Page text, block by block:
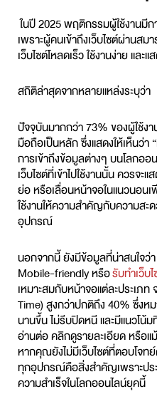
ในปี 2025 พฤติกรรมผู้ใช้งานมีก
เพราะผู้คนเข้าถึงเว็บไซต์ผ่านสม
เว็บไซต์โหลดเร็ว ใช้งานง่าย แ
สถิติล่าสุดจากหลายแหล่งระบุว่า
ปัจจุบันมากกว่า 73% ของผู้ใช้งา
มือถือเป็นหลัก ซึ่งแสดงให้เห็นว่
การเข้าถึงข้อมูลต่างๆ บนโลกอ
เว็บไซต์ที่เข้าไปใช้งานนั้น ควรจ
ย่อ หรือเลื่อนหน้าจอในแนวนอน
ใช้งานให้ความสำคัญกับความสะด
อุปกรณ์
นอกจากนี้ ยังมีข้อมูลที่น่าสนใจว่า
Mobile-friendly หรือรับทำเว็บ
เหมาะสมกับหน้าจอแต่ละประเภ
Time) สูงกว่าปกติถึง 40% ซึ่งหม
นานขึ้น ไม่รีบปิดหนี และมีแนวโน้
อ่านต่อ คลิกดูรายละเอียด หรือแ
หากคุณยังไม่มีเว็บไซต์ที่ตอบโจท
ทุกอุปกรณ์คือสิ่งสำคัญเพราะปร
ความสำเร็จในโลกออนไลน์ยุคนี้